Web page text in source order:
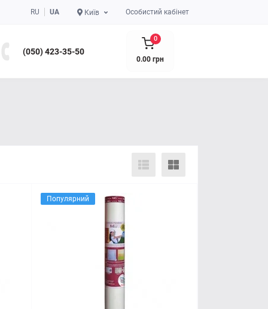
RU UA Київ Особистий кабінет
(050) 423-35-50
0
0.00 грн
Популярний